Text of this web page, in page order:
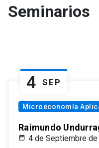
Seminarios
4 SEP
Microeconomía
Raimundo
4 de Septiembre